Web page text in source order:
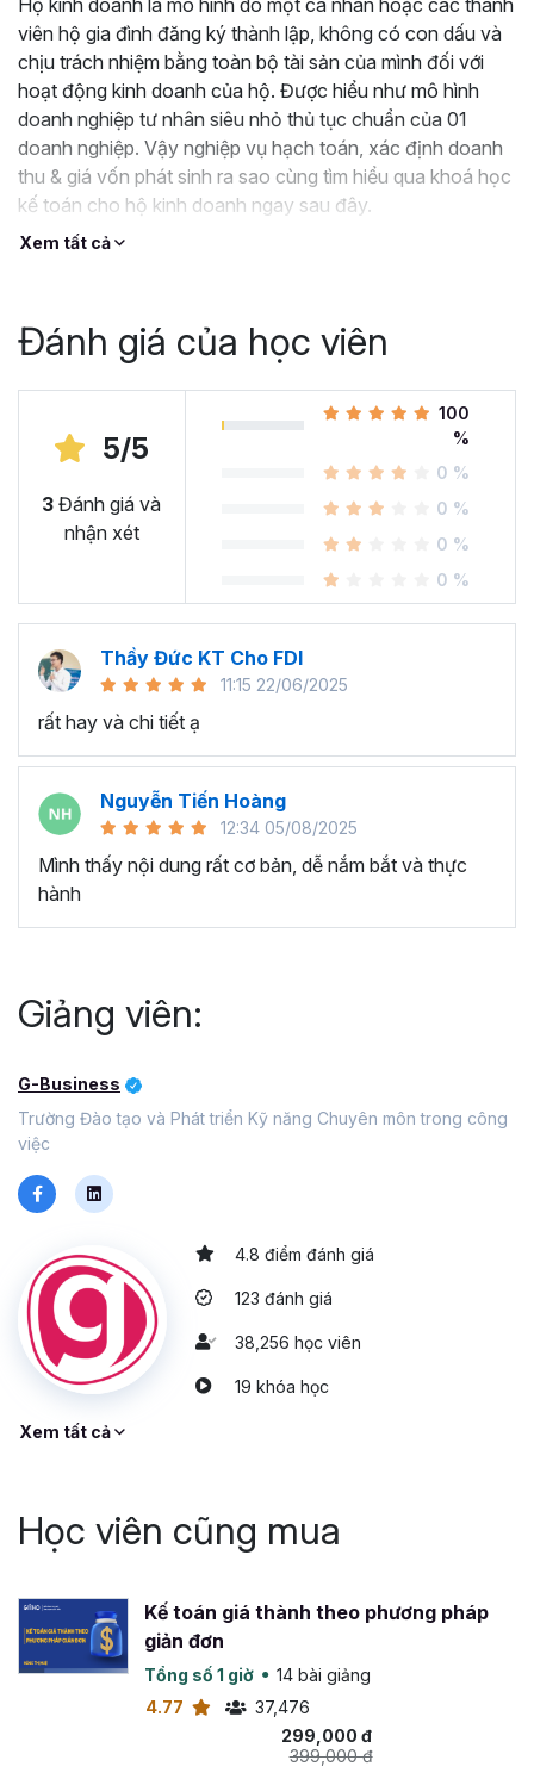
viên hộ gia đình đăng ký thành lập, không có con dấu và
chịu trách nhiệm bằng toàn bộ tài sản của mình đối với
hoạt động kinh doanh của hộ. Được hiểu như mô hình
doanh nghiệp tư nhân siêu nhỏ thủ tục chuẩn của 01
doanh nghiệp. Vậy nghiệp vụ hạch toán, xác định doanh
thu & giá vốn phát sinh ra sao cùng tìm hiểu qua khoá học
kế toán cho hộ kinh doanh ngay sau đây.
Xem tất cả
Đánh giá của học viên
5/5
3 Đánh giá và
nhận xét
100
%
0 %
0 %
0 %
0 %
Thầy Đức KT Cho FDI
11:15 22/06/2025
rất hay và chi tiết ạ
Nguyễn Tiến Hoàng
12:34 05/08/2025
Mình thấy nội dung rất cơ bản, dễ nắm bắt và thực
hành
Giảng viên:
G-Business
Trường Đào tạo và Phát triển Kỹ năng Chuyên môn trong công
việc
4.8 điểm đánh giá
123 đánh giá
38,256 học viên
19 khóa học
Xem tất cả
Học viên cũng mua
Kế toán giá thành theo phương pháp
giản đơn
Tổng số 1 giờ
14 bài giảng
4.77
37,476
299,000 đ
399,000 đ